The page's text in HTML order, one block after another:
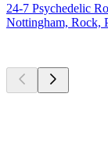
24-7 Psychedelic
Nottingham, Rock,